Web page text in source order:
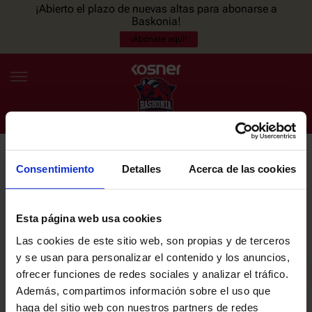
Consentimiento Detalles Acerca de las cookies
Esta página web usa cookies
Las cookies de este sitio web, son propias y de terceros
y se usan para personalizar el contenido y los anuncios,
ofrecer funciones de redes sociales y analizar el tráfico.
Además, compartimos información sobre el uso que
haga del sitio web con nuestros partners de redes
¡Abierto el plazo de nuevas altas para abonarse a
Baskonia!
¡Abónate aquí!
ES EU
NOTICIAS
PLANTILLA
ENTRADAS
NEWSLETTER
últimas noticias y promociones del club.
Email
He leído y acepto laPolítica de privacidaddel SASKI BASKONIA